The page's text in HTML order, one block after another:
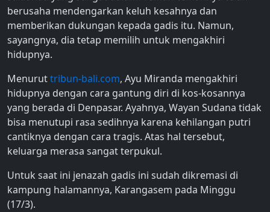
berusaha mendengarkan keluh kesahnya dan
memberikan dukungan kepada gadis itu. Namun,
sayangnya, dia tetap memilih untuk mengakhiri
hidupnya.
Menuruttribun-bali.com, Ayu Miranda mengakhiri
hidupnya dengan cara gantung diri di kos-kosannya
yang berada di Denpasar. Ayahnya, Wayan Sudana tidak
bisa menutupi rasa sedihnya karena kehilangan putri
cantiknya dengan cara tragis. Atas hal tersebut,
keluarga merasa sangat terpukul.
Untuk saat ini jenazah gadis ini sudah dikremasi di
kampung halamannya, Karangasem pada Minggu
(17/3).